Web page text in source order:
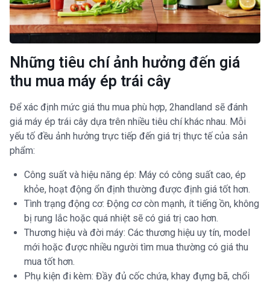
Những tiêu chí ảnh hưởng đến giá
thu mua máy ép trái cây
Để xác định mức giá thu mua phù hợp, 2handland sẽ đánh
giá máy ép trái cây dựa trên nhiều tiêu chí khác nhau. Mỗi
yếu tố đều ảnh hưởng trực tiếp đến giá trị thực tế của sản
phẩm:
Công suất và hiệu năng ép: Máy có công suất cao, ép
khỏe, hoạt động ổn định thường được định giá tốt hơn.
Tình trạng động cơ: Động cơ còn mạnh, ít tiếng ồn, không
bị rung lắc hoặc quá nhiệt sẽ có giá trị cao hơn.
Thương hiệu và đời máy: Các thương hiệu uy tín, model
mới hoặc được nhiều người tìm mua thường có giá thu
mua tốt hơn.
Phụ kiện đi kèm: Đầy đủ cốc chứa, khay đựng bã, chổi